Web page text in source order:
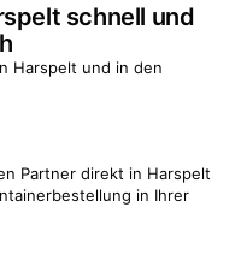
schnell und
Harspelt und in den
Partner direkt in Harspelt
in Ihrer